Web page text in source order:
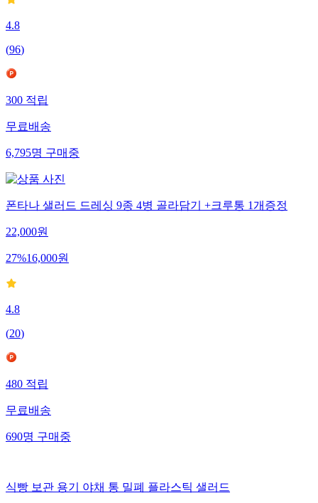
4.8
(96)
300적립
무료배송
6,795명구매중
폰타나 샐러드 드레싱 9종 4병 골라담기 +크루통 1개증정
22,000원
27%16,000원
4.8
(20)
480적립
무료배송
690명구매중
식빵 보관 용기 야채 통 밀폐 플라스틱 샐러드